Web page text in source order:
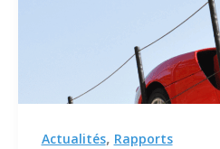
Actualités, Rapports